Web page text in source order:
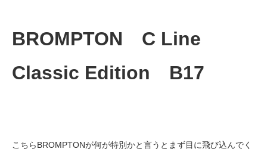
BROMPTON C Line
Classic Edition B17
こちらBROMPTONが何が特別かと言うとまず目に飛び込んでく